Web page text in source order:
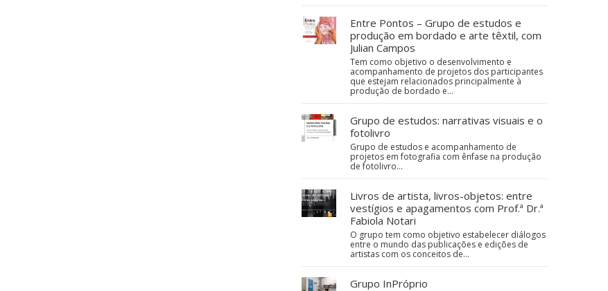
Entre Pontos – Grupo de estudos e
produção em bordado e arte têxtil, com
Julian Campos
Tem como objetivo o desenvolvimento e
acompanhamento de projetos dos participantes
que estejam relacionados principalmente à
produção de bordado e…
Grupo de estudos: narrativas visuais e o
fotolivro
Grupo de estudos e acompanhamento de
projetos em fotografia com ênfase na produção
de fotolivro...
Livros de artista, livros-objetos: entre
vestígios e apagamentos com Prof.ª Dr.ª
Fabiola Notari
O grupo tem como objetivo estabelecer diálogos
entre o mundo das publicações e edições de
artistas com os conceitos de…
Grupo InPróprio